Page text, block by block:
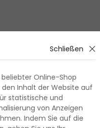
Schließen
Online-Shop
Inhalt der Website auf
statistische und
von Anzeigen
Indem Sie auf die